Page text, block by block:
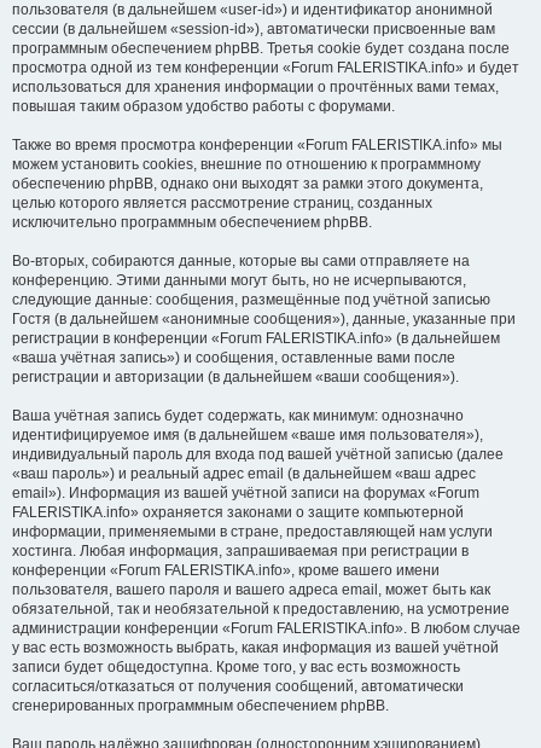
пользователя (в дальнейшем «user-id») и идентификатор анонимной
сессии (в дальнейшем «session-id»), автоматически присвоенные вам
программным обеспечением phpBB. Третья cookie будет создана после
просмотра одной из тем конференции «Forum FALERISTIKA.info» и будет
использоваться для хранения информации о прочтённых вами темах,
повышая таким образом удобство работы с форумами.
Также во время просмотра конференции «Forum FALERISTIKA.info» мы
можем установить cookies, внешние по отношению к программному
обеспечению phpBB, однако они выходят за рамки этого документа,
целью которого является рассмотрение страниц, созданных
исключительно программным обеспечением phpBB.
Во-вторых, собираются данные, которые вы сами отправляете на
конференцию. Этими данными могут быть, но не исчерпываются,
следующие данные: сообщения, размещённые под учётной записью
Гостя (в дальнейшем «анонимные сообщения»), данные, указанные при
регистрации в конференции «Forum FALERISTIKA.info» (в дальнейшем
«ваша учётная запись») и сообщения, оставленные вами после
регистрации и авторизации (в дальнейшем «ваши сообщения»).
Ваша учётная запись будет содержать, как минимум: однозначно
идентифицируемое имя (в дальнейшем «ваше имя пользователя»),
индивидуальный пароль для входа под вашей учётной записью (далее
«ваш пароль») и реальный адрес email (в дальнейшем «ваш адрес
email»). Информация из вашей учётной записи на форумах «Forum
FALERISTIKA.info» охраняется законами о защите компьютерной
информации, применяемыми в стране, предоставляющей нам услуги
хостинга. Любая информация, запрашиваемая при регистрации в
конференции «Forum FALERISTIKA.info», кроме вашего имени
пользователя, вашего пароля и вашего адреса email, может быть как
обязательной, так и необязательной к предоставлению, на усмотрение
администрации конференции «Forum FALERISTIKA.info». В любом случае
у вас есть возможность выбрать, какая информация из вашей учётной
записи будет общедоступна. Кроме того, у вас есть возможность
согласиться/отказаться от получения сообщений, автоматически
сгенерированных программным обеспечением phpBB.
Ваш пароль надёжно зашифрован (односторонним хэшированием).